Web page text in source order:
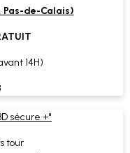
Pas-de-Calais)
14H)
sécure +"